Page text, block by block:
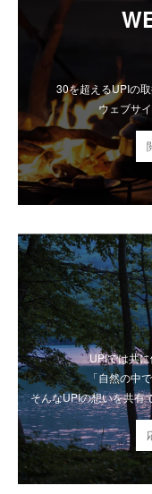
30を超えるUPIの
ウェブサ
UPIでは共
「自然の中
そんなUPIの想いを共有